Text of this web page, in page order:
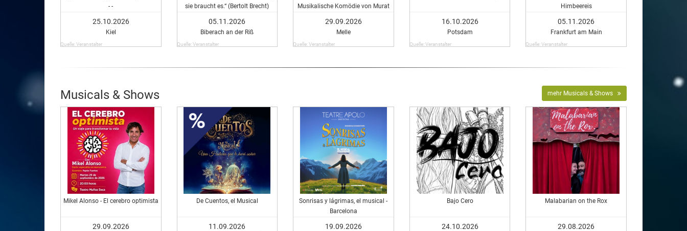
- -
25.10.2026
Kiel
Quelle: Veranstalter
sie braucht es.“ (Bertolt Brecht)
05.11.2026
Biberach an der Riß
Quelle: Veranstalter
Musikalische Komödie von Murat
29.09.2026
Melle
Quelle: Veranstalter
16.10.2026
Potsdam
Quelle: Veranstalter
Himbeereis
05.11.2026
Frankfurt am Main
Quelle: Veranstalter
Musicals & Shows mehr Musicals & Shows
Mikel Alonso - El cerebro optimista
29.09.2026
De Cuentos, el Musical
11.09.2026
Sonrisas y lágrimas, el musical -
Barcelona
19.09.2026
Bajo Cero
24.10.2026
Malabarian on the Rox
29.08.2026